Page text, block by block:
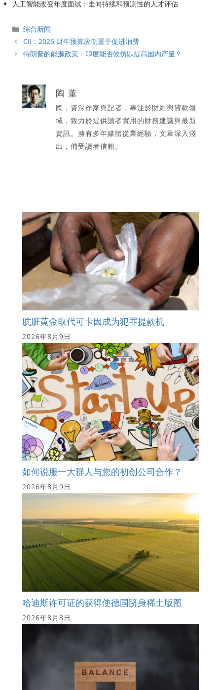
人工智能改变年度面试：走向持续和预测性的人才评估
分
類
综合新闻
CII：2026 财年预算应侧重于促进消费
特朗普的能源政策：印度能否效仿以提高国内产量？
陶 董
陶，資深作家與記者，專注於財經與貸款領
域，致力於提供讀者實用的財務建議與最新
資訊。擁有多年媒體從業經驗，文章深入淺
出，備受讀者信賴。
肮脏黄金取代可卡因成为犯罪提款机
2026年8月9日
如何说服一大群人与您的初创公司合作？
2026年8月9日
哈迪斯许可证的获得使德国跻身稀土版图
2026年8月8日